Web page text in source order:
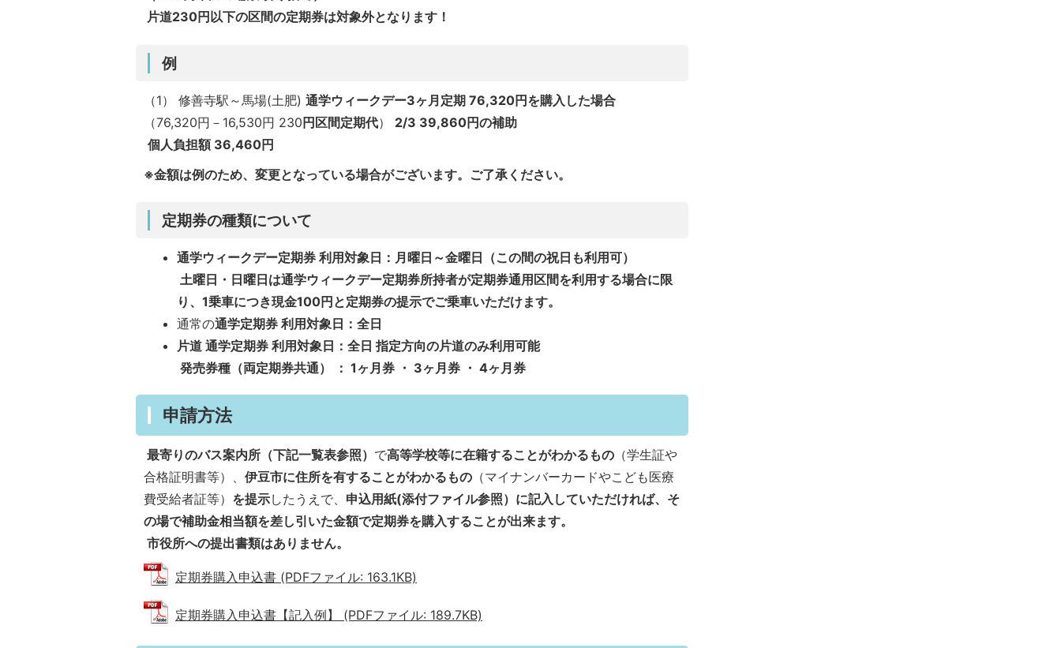
片道230円以下の区間の定期券は対象外となります！
例
（1） 修善寺駅～馬場(土肥) 通学ウィークデー3ヶ月定期 76,320円を購入した場合
（76,320円－16,530円 230円区間定期代） 2/3 39,860円の補助
個人負担額 36,460円
※金額は例のため、変更となっている場合がございます。ご了承ください。
定期券の種類について
通学ウィークデー定期券 利用対象日：月曜日～金曜日（この間の祝日も利用可）
土曜日・日曜日は通学ウィークデー定期券所持者が定期券通用区間を利用する場合に限
り、1乗車につき現金100円と定期券の提示でご乗車いただけます。
通常の通学定期券 利用対象日：全日
片道 通学定期券 利用対象日：全日 指定方向の片道のみ利用可能
発売券種（両定期券共通） ： 1ヶ月券 ・ 3ヶ月券 ・ 4ヶ月券
申請方法
最寄りのバス案内所（下記一覧表参照） で高等学校等に在籍することがわかるもの （学生証や
合格証明書等）、 伊豆市に住所を有することがわかるもの （マイナンバーカードやこども医療
費受給者証等） を提示したうえで、 申込用紙(添付ファイル参照） に記入していただければ、そ
の場で補助金相当額を差し引いた金額で定期券を購入することが出来ます。
市役所への提出書類はありません。
定期券購入申込書 (PDFファイル: 163.1KB)
定期券購入申込書【記入例】 (PDFファイル: 189.7KB)